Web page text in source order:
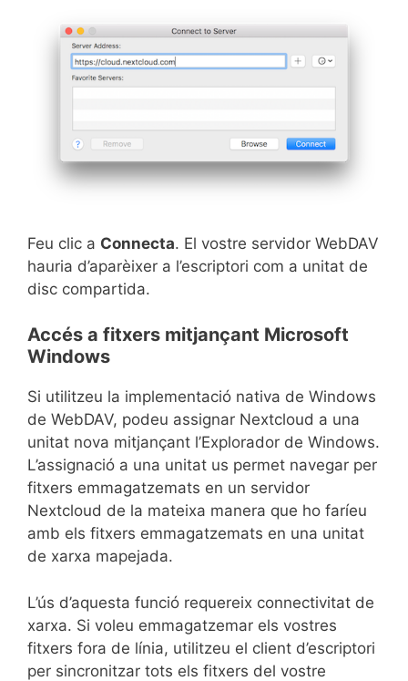
Feu clic a Connecta. El vostre servidor WebDAV
hauria d’aparèixer a l’escriptori com a unitat de
disc compartida.
Accés a fitxers mitjançant Microsoft
Windows
Si utilitzeu la implementació nativa de Windows
de WebDAV, podeu assignar Nextcloud a una
unitat nova mitjançant l’Explorador de Windows.
L’assignació a una unitat us permet navegar per
fitxers emmagatzemats en un servidor
Nextcloud de la mateixa manera que ho faríeu
amb els fitxers emmagatzemats en una unitat
de xarxa mapejada.
L’ús d’aquesta funció requereix connectivitat de
xarxa. Si voleu emmagatzemar els vostres
fitxers fora de línia, utilitzeu el client d’escriptori
per sincronitzar tots els fitxers del vostre